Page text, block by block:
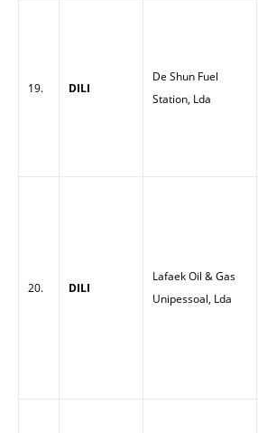
19. DILI
De Shun Fuel
Station, Lda
20. DILI
Lafaek Oil & Gas
Unipessoal, Lda